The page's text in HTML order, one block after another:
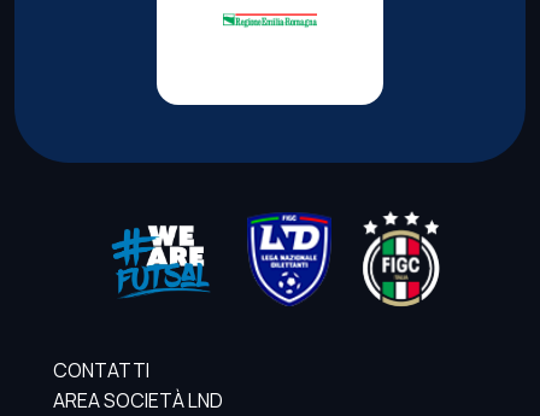
CONTATTI
AREA SOCIETÀ LND